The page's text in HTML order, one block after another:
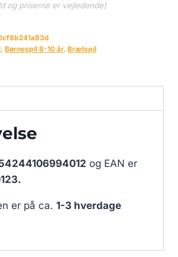
og priserne er vejledende)
, Børnespil 8-10 år, Brætspil
og EAN er
er på ca. 1-3 hverdage